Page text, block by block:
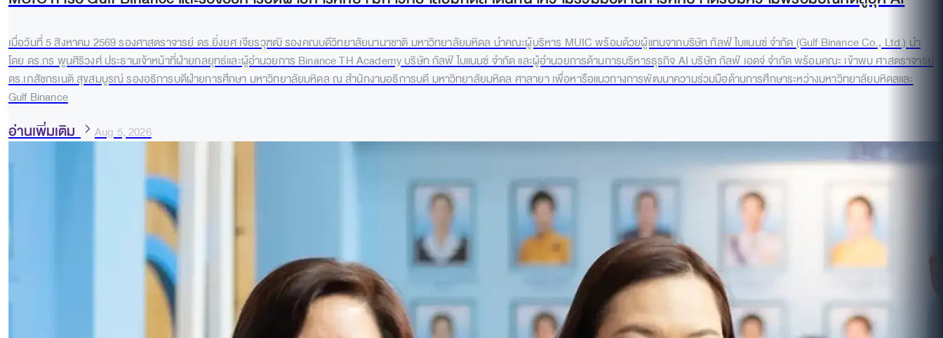
เมื่อวันที่ 5 สิงหาคม 2569 รองศาสตราจารย์ ดร.ยิ่งยศ เจียรวุฑฒิ รองคณบดีวิทยาลัยนานาชาติ มหาวิทยาลัยมหิดล นำคณะผู้บริหาร MUIC พร้อมด้วยผู้แทนจากบริษัท กัลฟ์ ไบแนนซ์ จำกัด (Gulf Binance Co., Ltd.) นำ
โดย ดร.กร พูนศิริวงศ์ ประธานเจ้าหน้าที่ฝ่ายกลยุทธ์และผู้อำนวยการ Binance TH Academy บริษัท กัลฟ์ ไบแนนซ์ จำกัด และผู้อำนวยการด้านการบริหารธุรกิจ AI บริษัท กัลฟ์ เอดจ์ จำกัด พร้อมคณะ เข้าพบ ศาสตราจารย์
ดร.เภสัชกรเนติ สุขสมบูรณ์ รองอธิการบดีฝ่ายการศึกษา มหาวิทยาลัยมหิดล ณ สำนักงานอธิการบดี มหาวิทยาลัยมหิดล ศาลายา เพื่อหารือแนวทางการพัฒนาความร่วมมือด้านการศึกษาระหว่างมหาวิทยาลัยมหิดลและ
Gulf Binance
อ่านเพิ่มเติม Aug 5, 2026